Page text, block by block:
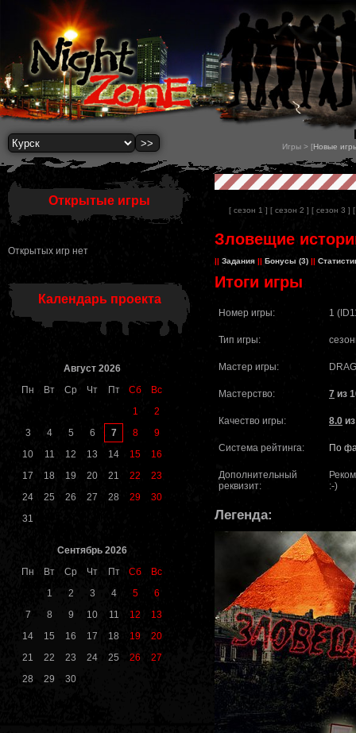
Игры > [Новые
Открытые игры
Открытых игр нет
Календарь проекта
Август 2026
Пн
Вт Ср Чт Пт Сб
Вс
1
2
3
4 5 6 7 8
9
10
11 12 13 14 15
16
17
18 19 20 21 22
23
24
25 26 27 28 29
30
31
Сентябрь 2026
Пн
Вт Ср Чт Пт Сб
Вс
1
2 3 4 5
6
7
8 9 10 11 12
13
14
15 16 17 18 19
20
21
22 23 24 25 26
27
28
29 30
[ сезон 1 ] [ сезон 2 ] [ сезон 3 ]
Зловещие
Задания Бонусы (3)
Итоги игры
Номер игры: 1
Тип игры:
Мастер игры:
Мастерство: 7 из
Качество игры: 8.0
Система рейтинга: По
Дополнительный
реквизит:
:-)
Легенда: